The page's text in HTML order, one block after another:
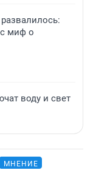
миф о
воду и свет
МНЕНИЕ